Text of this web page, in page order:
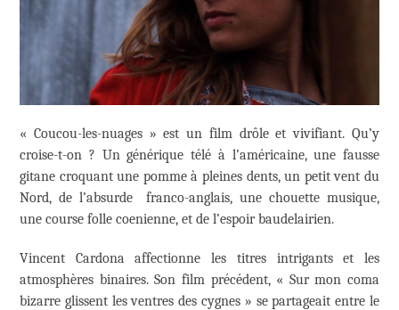
« Coucou-les-nuages » est un film drôle et vivifiant. Qu’y
croise-t-on ? Un générique télé à l’américaine, une fausse
gitane croquant une pomme à pleines dents, un petit vent du
Nord, de l’absurde franco-anglais, une chouette musique,
une course folle coenienne, et de l’espoir baudelairien.
Vincent Cardona affectionne les titres intrigants et les
atmosphères binaires. Son film précédent, « Sur mon coma
bizarre glissent les ventres des cygnes » se partageait entre le